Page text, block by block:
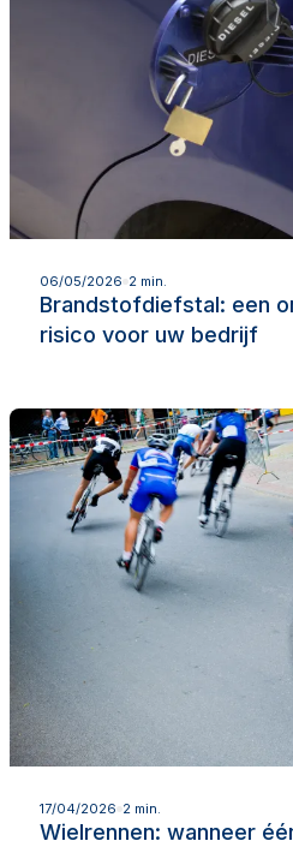
06/05/2026 2 min.
Brandstofdiefstal: een
risico voor uw bedrijf
Lees meer
17/04/2026 2 min.
Wielrennen: wanneer
Lees meer